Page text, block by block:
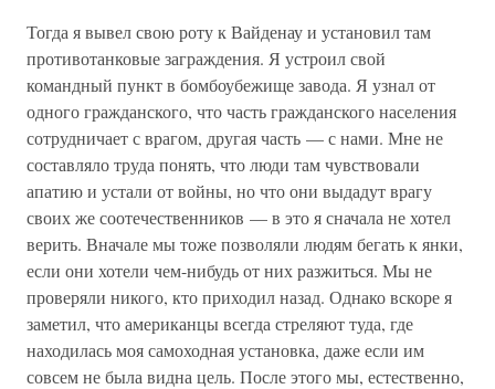
Тогда я вывел свою роту к Вайденау и установил там
противотанковые заграждения. Я устроил свой
командный пункт в бомбоубежище завода. Я узнал от
одного гражданского, что часть гражданского населения
сотрудничает с врагом, другая часть — с нами. Мне не
составляло труда понять, что люди там чувствовали
апатию и устали от войны, но что они выдадут врагу
своих же соотечественников — в это я сначала не хотел
верить. Вначале мы тоже позволяли людям бегать к янки,
если они хотели чем-нибудь от них разжиться. Мы не
проверяли никого, кто приходил назад. Однако вскоре я
заметил, что американцы всегда стреляют туда, где
находилась моя самоходная установка, даже если им
совсем не была видна цель. После этого мы, естественно,